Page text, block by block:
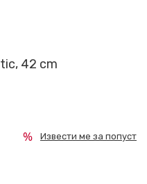
42 cm
Извести ме за попуст